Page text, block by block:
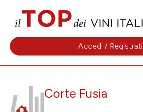
Accedi / Registrati
Corte Fusia